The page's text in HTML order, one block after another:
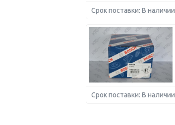
Срок поставки: В наличии
Срок поставки: В наличии